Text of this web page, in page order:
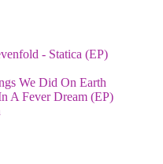
- Statica (EP)
We Did On Earth
A Fever Dream (EP)